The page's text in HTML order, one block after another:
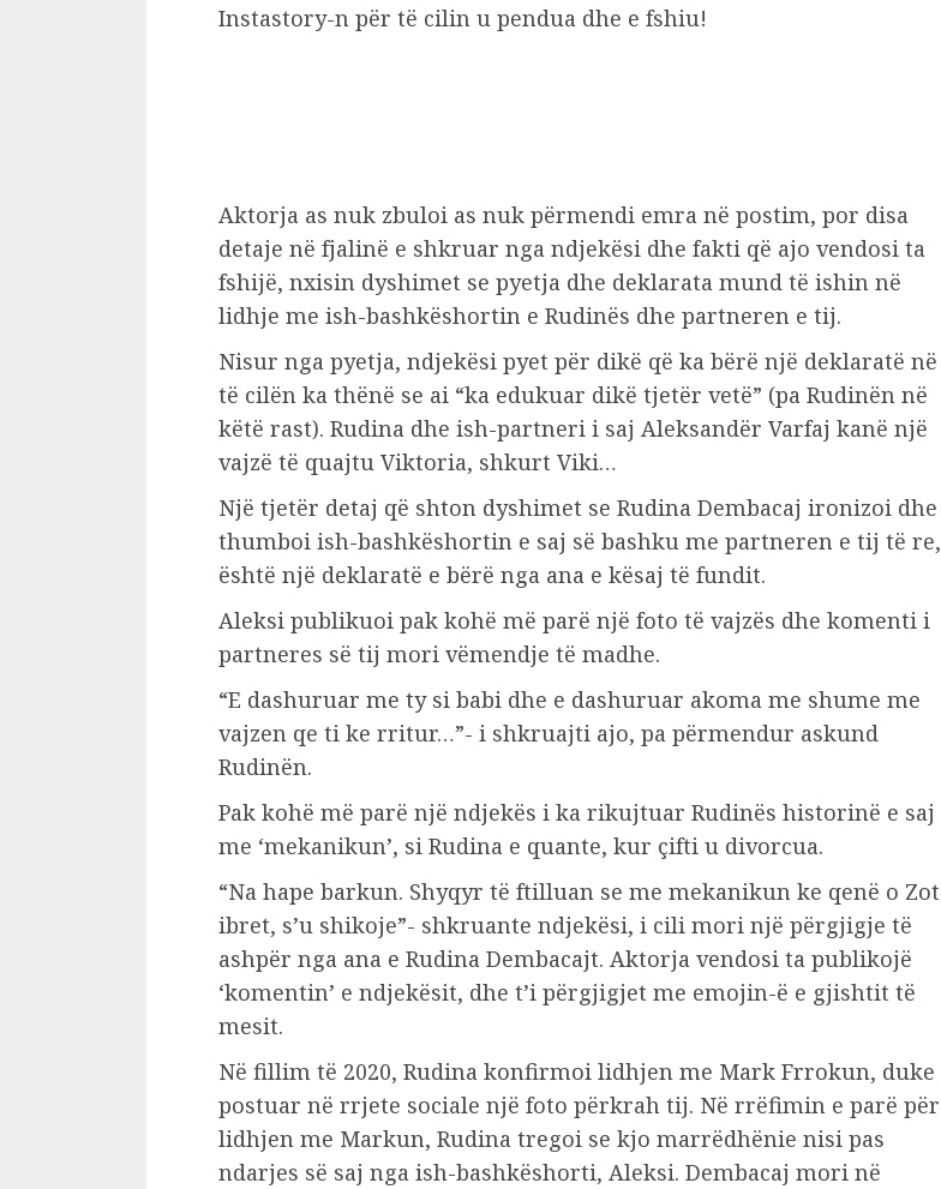
Instastory-n për të cilin u pendua dhe e fshiu!
Aktorja as nuk zbuloi as nuk përmendi emra në postim, por disa
detaje në fjalinë e shkruar nga ndjekësi dhe fakti që ajo vendosi ta
fshijë, nxisin dyshimet se pyetja dhe deklarata mund të ishin në
lidhje me ish-bashkëshortin e Rudinës dhe partneren e tij.
Nisur nga pyetja, ndjekësi pyet për dikë që ka bërë një deklaratë në
të cilën ka thënë se ai “ka edukuar dikë tjetër vetë” (pa Rudinën në
këtë rast). Rudina dhe ish-partneri i saj Aleksandër Varfaj kanë një
vajzë të quajtu Viktoria, shkurt Viki…
Një tjetër detaj që shton dyshimet se Rudina Dembacaj ironizoi dhe
thumboi ish-bashkëshortin e saj së bashku me partneren e tij të re,
është një deklaratë e bërë nga ana e kësaj të fundit.
Aleksi publikuoi pak kohë më parë një foto të vajzës dhe komenti i
partneres së tij mori vëmendje të madhe.
“E dashuruar me ty si babi dhe e dashuruar akoma me shume me
vajzen qe ti ke rritur…”- i shkruajti ajo, pa përmendur askund
Rudinën.
Pak kohë më parë një ndjekës i ka rikujtuar Rudinës historinë e saj
me ‘mekanikun’, si Rudina e quante, kur çifti u divorcua.
“Na hape barkun. Shyqyr të ftilluan se me mekanikun ke qenë o Zot
ibret, s’u shikoje”- shkruante ndjekësi, i cili mori një përgjigje të
ashpër nga ana e Rudina Dembacajt. Aktorja vendosi ta publikojë
‘komentin’ e ndjekësit, dhe t’i përgjigjet me emojin-ë e gjishtit të
mesit.
Në fillim të 2020, Rudina konfirmoi lidhjen me Mark Frrokun, duke
postuar në rrjete sociale një foto përkrah tij. Në rrëfimin e parë për
lidhjen me Markun, Rudina tregoi se kjo marrëdhënie nisi pas
ndarjes së saj nga ish-bashkëshorti, Aleksi. Dembacaj mori në